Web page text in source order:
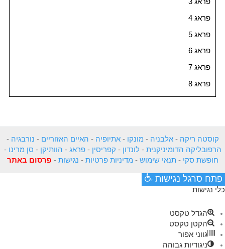
פראג 3
פראג 4
פראג 5
פראג 6
פראג 7
פראג 8
קוסטה ריקה -אלבניה - מונקו -אתיופיה - האיים האזוריים - נורבגיה -
הרפובליקה הדומיניקנית -לונדון - קפריסין -פראג - הוותיקן - סן מרינו -
חופשת סקי -תנאי שימוש - מדיניות פרטיות - נגישות - פרסום באתר
פתח סרגל נגישות
כלי נגישות
הגדל טקסט
הקטן טקסט
גווני אפור
ניגודיות גבוהה